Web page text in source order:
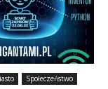
Społeczeństwo